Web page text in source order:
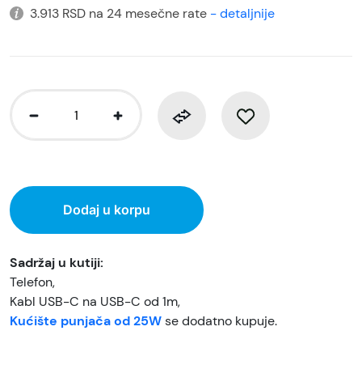
3.913 RSD na 24 mesečne rate - detaljnije
Dodaj u korpu
Sadržaj u kutiji:
Telefon,
Kabl USB-C na USB-C od 1m,
Kućište punjača od 25Wse dodatno kupuje.